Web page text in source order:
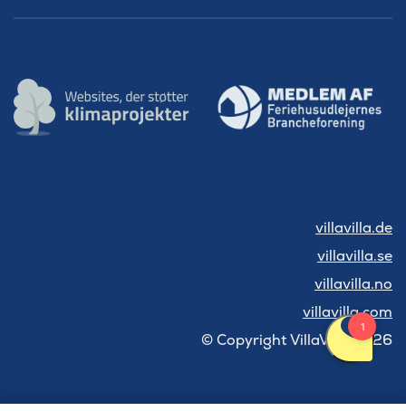
villavilla.de
villavilla.se
villavilla.no
villavilla.com
© Copyright VillaVilla 2026